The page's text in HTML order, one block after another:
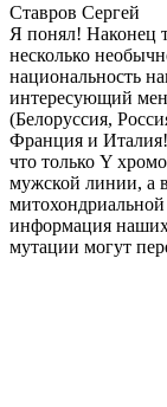
Ставров Сергей
Я понял! Наконец
несколько
национальность
интересующий
(Белоруссия,
Франция и
что только Y
мужской линии, а
информация
мутации могут